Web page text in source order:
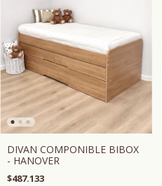
DIVAN COMPONIBLE BIBOX
- HANOVER
$487.133